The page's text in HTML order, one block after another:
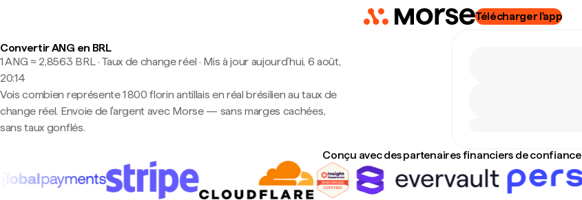
Télécharger l'app
Convertir ANG en BRL
1 ANG ≈ 2,8563 BRL · Taux de change réel · Mis à jour aujourd’hui, 6 août,
20:14
Vois combien représente 1 800 florin antillais en réal brésilien au taux de
change réel. Envoie de l'argent avec Morse — sans marges cachées,
sans taux gonflés.
Conçu avec des partenaires financiers de confiance